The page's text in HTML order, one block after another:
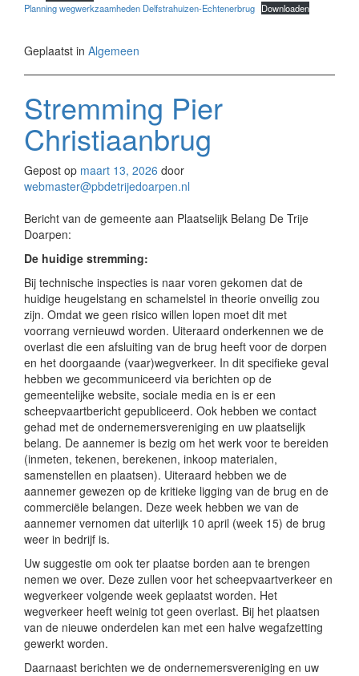
Planning wegwerkzaamheden Delfstrahuizen-Echtenerbrug Downloaden
Geplaatst in Algemeen
Stremming Pier
Christiaanbrug
Gepost op maart 13, 2026 door
webmaster@pbdetrijedoarpen.nl
Bericht van de gemeente aan Plaatselijk Belang De Trije
Doarpen:
De huidige stremming:
Bij technische inspecties is naar voren gekomen dat de
huidige heugelstang en schamelstel in theorie onveilig zou
zijn. Omdat we geen risico willen lopen moet dit met
voorrang vernieuwd worden. Uiteraard onderkennen we de
overlast die een afsluiting van de brug heeft voor de dorpen
en het doorgaande (vaar)wegverkeer. In dit specifieke geval
hebben we gecommuniceerd via berichten op de
gemeentelijke website, sociale media en is er een
scheepvaartbericht gepubliceerd. Ook hebben we contact
gehad met de ondernemersvereniging en uw plaatselijk
belang. De aannemer is bezig om het werk voor te bereiden
(inmeten, tekenen, berekenen, inkoop materialen,
samenstellen en plaatsen). Uiteraard hebben we de
aannemer gewezen op de kritieke ligging van de brug en de
commerciële belangen. Deze week hebben we van de
aannemer vernomen dat uiterlijk 10 april (week 15) de brug
weer in bedrijf is.
Uw suggestie om ook ter plaatse borden aan te brengen
nemen we over. Deze zullen voor het scheepvaartverkeer en
wegverkeer volgende week geplaatst worden. Het
wegverkeer heeft weinig tot geen overlast. Bij het plaatsen
van de nieuwe onderdelen kan met een halve wegafzetting
gewerkt worden.
Daarnaast berichten we de ondernemersvereniging en uw